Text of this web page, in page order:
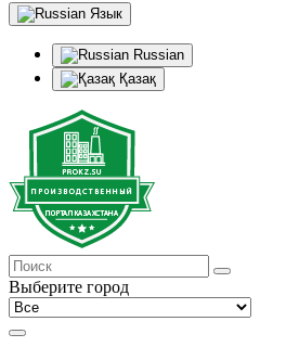
Язык
Russian
Қазақ
Выберите город